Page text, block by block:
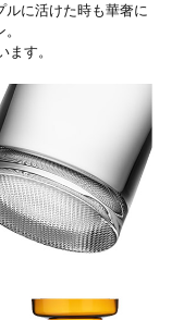
ルに活けた時も華奢に
す。